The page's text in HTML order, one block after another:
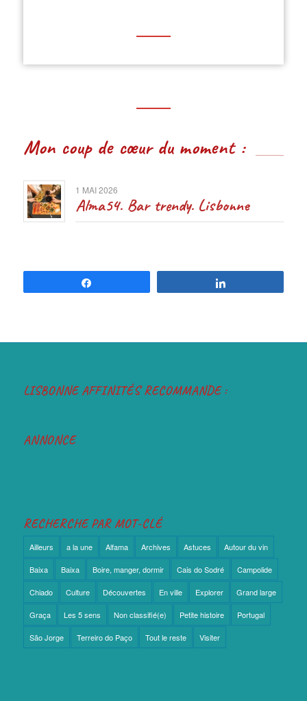
Mon coup de cœur du moment :
1 MAI 2026
Alma54. Bar trendy. Lisbonne
LISBONNE AFFINITÉS RECOMMANDE :
ANNONCE
RECHERCHE PAR MOT-CLÉ
Ailleurs a la une Alfama Archives Astuces Autour du vin
Baixa Baixa Boire, manger, dormir Cais do Sodré Campolide
Chiado Culture Découvertes En ville Explorer Grand large
Graça Les 5 sens Non classifié(e) Petite histoire Portugal
São Jorge Terreiro do Paço Tout le reste Visiter